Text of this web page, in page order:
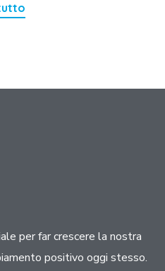
per far crescere la nostra
positivo oggi stesso.